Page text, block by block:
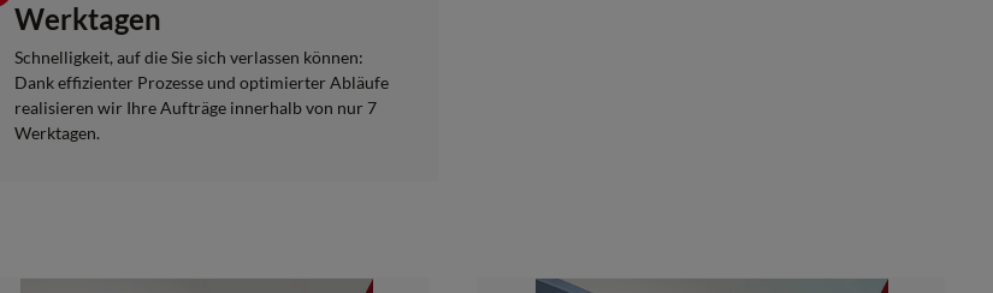
Werktagen
Schnelligkeit, auf die Sie sich verlassen können:
Dank effizienter Prozesse und optimierter Abläufe
realisieren wir Ihre Aufträge innerhalb von nur 7
Werktagen.